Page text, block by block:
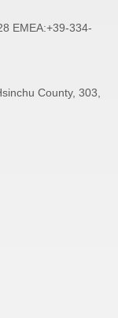
EMEA:+39-334-
County, 303,